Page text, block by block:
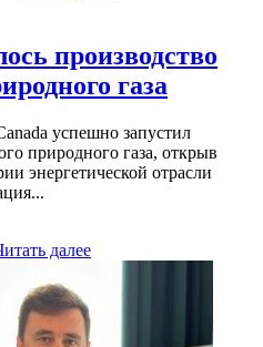
производство
газа
успешно запустил
природного газа, открыв
энергетической отрасли
далее